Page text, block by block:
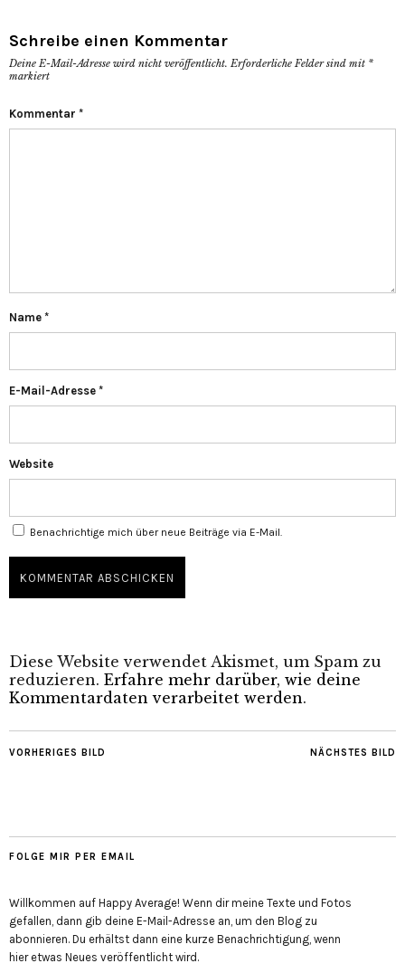
Schreibe einen Kommentar
Deine E-Mail-Adresse wird nicht veröffentlicht. Erforderliche Felder sind mit *
markiert
Kommentar *
Name *
E-Mail-Adresse *
Website
Benachrichtige mich über neue Beiträge via E-Mail.
Diese Website verwendet Akismet, um Spam zu
reduzieren. Erfahre mehr darüber, wie deine
Kommentardaten verarbeitet werden.
NÄCHSTES BILD
VORHERIGES BILD
FOLGE MIR PER EMAIL
Willkommen auf Happy Average! Wenn dir meine Texte und Fotos
gefallen, dann gib deine E-Mail-Adresse an, um den Blog zu
abonnieren. Du erhältst dann eine kurze Benachrichtigung, wenn
hier etwas Neues veröffentlicht wird.